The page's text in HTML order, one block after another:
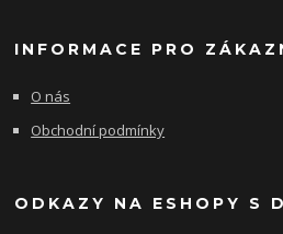
INFORMACE PRO
O nás
Obchodní podmínky
ODKAZY NA ESHOPY S